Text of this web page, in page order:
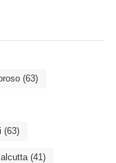
(63)
(63)
(41)